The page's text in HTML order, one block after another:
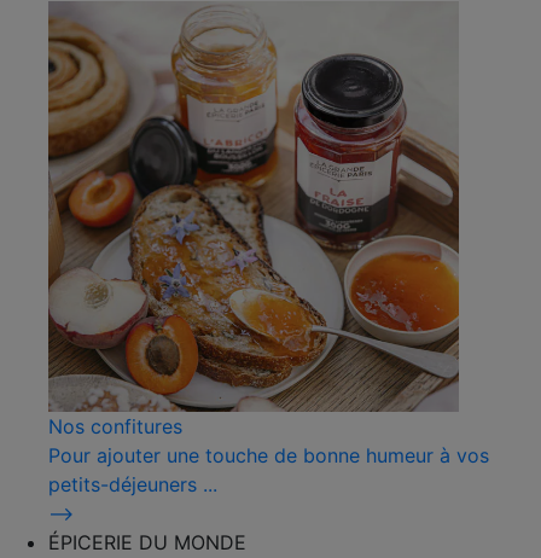
Nos confitures
Pour ajouter une touche de bonne humeur à vos
petits-déjeuners ...
⟶
ÉPICERIE DU MONDE